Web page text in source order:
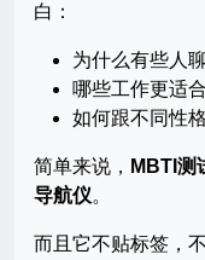
白：
为什么有些人
哪些工作更适
如何跟不同性
简单来说， MBTI测
导航仪。
而且它不贴标签，